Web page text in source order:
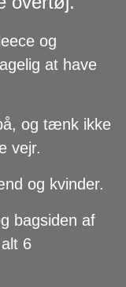
og
at have
og tænk ikke
vejr.
og kvinder.
bagsiden af
6